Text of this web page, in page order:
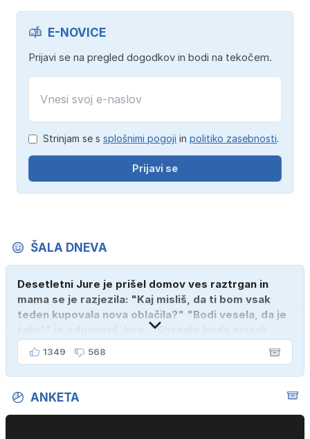
E-NOVICE
Prijavi se na pregled dogodkov in bodi na tekočem.
Strinjam se s splošnimi pogoji in politiko zasebnosti.
Prijavi se
ŠALA DNEVA
Desetletni Jure je prišel domov ves raztrgan in
mama se je razjezila: "Kaj misliš, da ti bom vsak
teden kupovala nova oblačila?" "Bodi vesela, da je
tako!" je odgovoril Jure. "Sosedje bodo morali
kupiti novega sina, tako sem ga prebutal!"
1349 568
ANKETA